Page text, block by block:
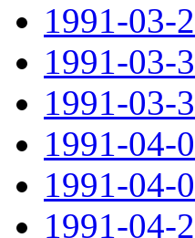
1991-03-
1991-03-
1991-03-
1991-04-
1991-04-
1991-04-